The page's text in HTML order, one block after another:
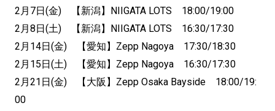
2月7日(金) 【新潟】NIIGATA LOTS 18:00/19:00
2月8日(土) 【新潟】NIIGATA LOTS 16:30/17:30
2月14日(金) 【愛知】Zepp Nagoya 17:30/18:30
2月15日(土) 【愛知】Zepp Nagoya 16:30/17:30
2月21日(金) 【大阪】Zepp Osaka Bayside 18:00/19:
00